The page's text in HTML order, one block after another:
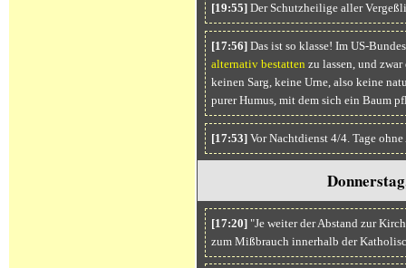
[19:55]Der Schutzheilige aller
[17:56]Das ist so klasse! Im US-
alternativ bestatten zu lassen, und
keinen Sarg, keine Urne, also keine
purer Humus, mit dem sich ein Baum
[17:53]Vor Nachtdienst 4/4. Tage
[17:20]"Je weiter der Abstand zur
zum Mißbrauch innerhalb der